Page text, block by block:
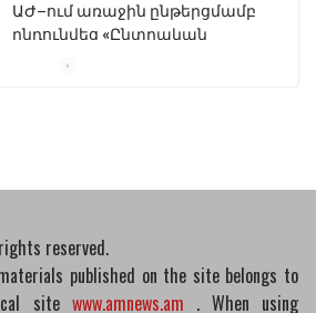
ընդունվեց «Ընտրական
օրենսգրքի» փոփոխության
նախագիծը
վերացման որոշումը
13/04/2026
reserved.
published on the site belongs to
site www.amnews.am . When using